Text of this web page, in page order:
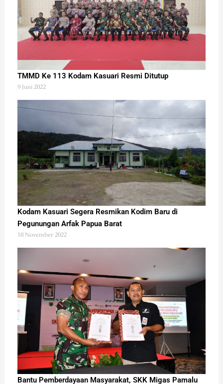
TMMD Ke 113 Kodam Kasuari Resmi Ditutup
9 Juni 2022
Kodam Kasuari Segera Resmikan Kodim Baru di
Pegunungan Arfak Papua Barat
18 November 2022
Bantu Pemberdayaan Masyarakat, SKK Migas Pamalu